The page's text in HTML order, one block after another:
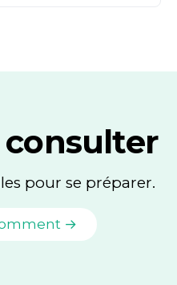
consulter
pour se préparer.
→